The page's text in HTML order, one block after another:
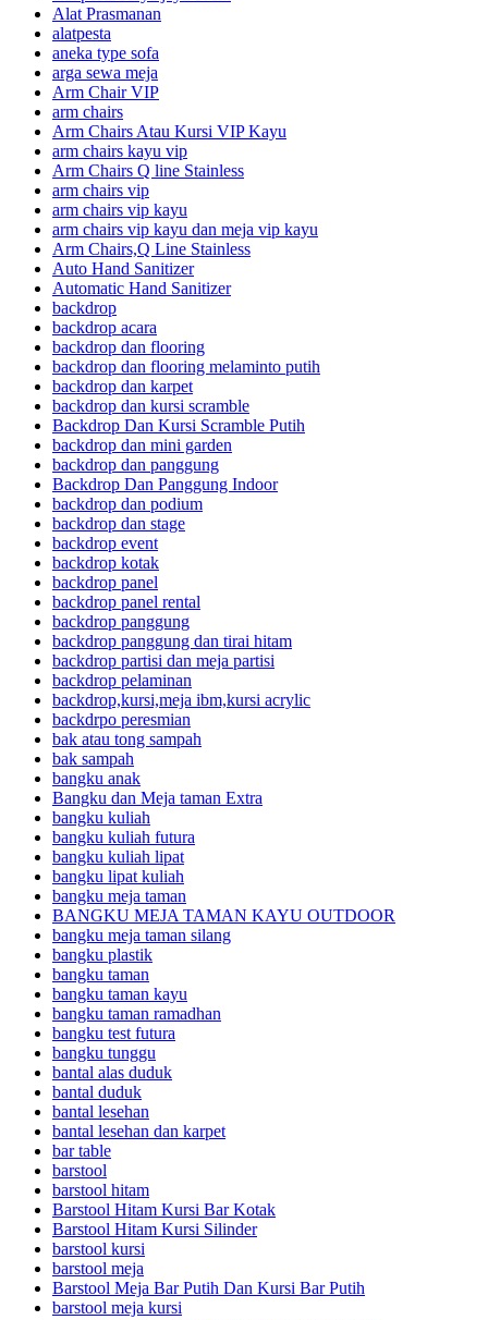
Alat Prasmanan
alatpesta
aneka type sofa
arga sewa meja
Arm Chair VIP
arm chairs
Arm Chairs Atau Kursi VIP Kayu
arm chairs kayu vip
Arm Chairs Q line Stainless
arm chairs vip
arm chairs vip kayu
arm chairs vip kayu dan meja vip kayu
Arm Chairs,Q Line Stainless
Auto Hand Sanitizer
Automatic Hand Sanitizer
backdrop
backdrop acara
backdrop dan flooring
backdrop dan flooring melaminto putih
backdrop dan karpet
backdrop dan kursi scramble
Backdrop Dan Kursi Scramble Putih
backdrop dan mini garden
backdrop dan panggung
Backdrop Dan Panggung Indoor
backdrop dan podium
backdrop dan stage
backdrop event
backdrop kotak
backdrop panel
backdrop panel rental
backdrop panggung
backdrop panggung dan tirai hitam
backdrop partisi dan meja partisi
backdrop pelaminan
backdrop,kursi,meja ibm,kursi acrylic
backdrpo peresmian
bak atau tong sampah
bak sampah
bangku anak
Bangku dan Meja taman Extra
bangku kuliah
bangku kuliah futura
bangku kuliah lipat
bangku lipat kuliah
bangku meja taman
BANGKU MEJA TAMAN KAYU OUTDOOR
bangku meja taman silang
bangku plastik
bangku taman
bangku taman kayu
bangku taman ramadhan
bangku test futura
bangku tunggu
bantal alas duduk
bantal duduk
bantal lesehan
bantal lesehan dan karpet
bar table
barstool
barstool hitam
Barstool Hitam Kursi Bar Kotak
Barstool Hitam Kursi Silinder
barstool kursi
barstool meja
Barstool Meja Bar Putih Dan Kursi Bar Putih
barstool meja kursi